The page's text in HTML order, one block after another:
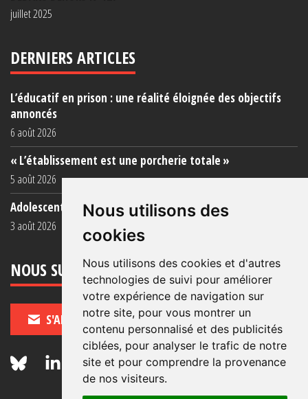
Nous utilisons des
cookies
Nous utilisons des cookies et d'autres
technologies de suivi pour améliorer
votre expérience de navigation sur
notre site, pour vous montrer un
contenu personnalisé et des publicités
ciblées, pour analyser le trafic de notre
site et pour comprendre la provenance
de nos visiteurs.
juillet 2025
DERNIERS ARTICLES
L’éducatif en prison : une réalité éloignée des objectifs
annoncés
6 août 2026
« L’établissement est une porcherie totale »
5 août 2026
Adolescent·es incarcéré·es : une faillite collective
3 août 2026
NOUS SUIVRE
S'ABONNER